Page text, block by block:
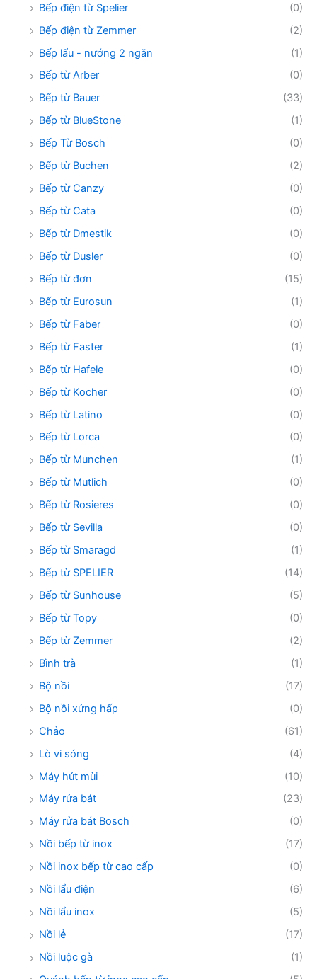
Bếp điện từ Spelier
(0)
Bếp điện từ Zemmer
(2)
Bếp lẩu - nướng 2 ngăn
(1)
Bếp từ Arber
(0)
Bếp từ Bauer
(33)
Bếp từ BlueStone
(1)
Bếp Từ Bosch
(0)
Bếp từ Buchen
(2)
Bếp từ Canzy
(0)
Bếp từ Cata
(0)
Bếp từ Dmestik
(0)
Bếp từ Dusler
(0)
Bếp từ đơn
(15)
Bếp từ Eurosun
(1)
Bếp từ Faber
(0)
Bếp từ Faster
(1)
Bếp từ Hafele
(0)
Bếp từ Kocher
(0)
Bếp từ Latino
(0)
Bếp từ Lorca
(0)
Bếp từ Munchen
(1)
Bếp từ Mutlich
(0)
Bếp từ Rosieres
(0)
Bếp từ Sevilla
(0)
Bếp từ Smaragd
(1)
Bếp từ SPELIER
(14)
Bếp từ Sunhouse
(5)
Bếp từ Topy
(0)
Bếp từ Zemmer
(2)
Bình trà
(1)
Bộ nồi
(17)
Bộ nồi xửng hấp
(0)
Chảo
(61)
Lò vi sóng
(4)
Máy hút mùi
(10)
Máy rửa bát
(23)
Máy rửa bát Bosch
(0)
Nồi bếp từ inox
(17)
Nồi inox bếp từ cao cấp
(0)
Nồi lẩu điện
(6)
Nồi lẩu inox
(5)
Nồi lẻ
(17)
Nồi luộc gà
(1)